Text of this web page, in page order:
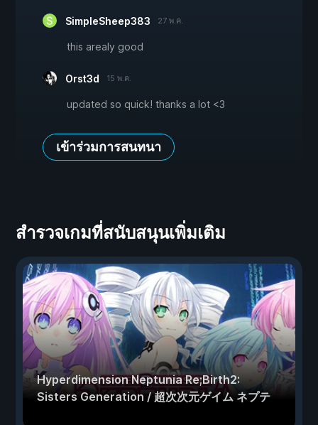
SimpleSheep383 27 พ.ค.
this arealy good
Orst3d 15 พ.ค.
updated so quick! thanks a lot <3
เข้าร่วมการสนทนา
สำรวจเกมที่สนับสนุนเพิ่มเติม
Hyperdimension Neptunia Re;Birth2:
Sisters Generation / 超次次元ゲイム ネプテ